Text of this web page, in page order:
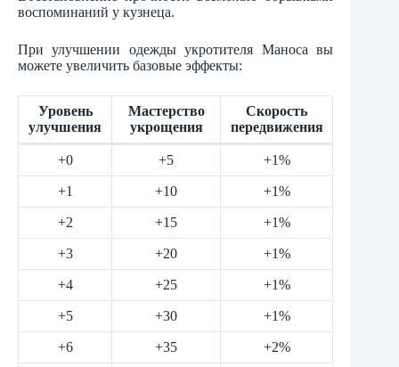
воспоминаний у кузнеца.
При улучшении одежды укротителя Маноса вы
можете увеличить базовые эффекты:
Уровень
улучшения
Мастерство
укрощения
Скорость
передвижения
+0 +5 +1%
+1 +10 +1%
+2 +15 +1%
+3 +20 +1%
+4 +25 +1%
+5 +30 +1%
+6 +35 +2%